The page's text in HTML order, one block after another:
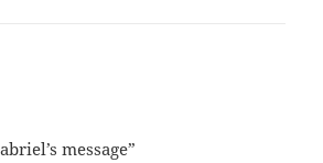
message”